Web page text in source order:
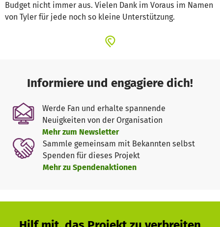
Budget nicht immer aus. Vielen Dank im Voraus im Namen
von Tyler für jede noch so kleine Unterstützung.
Informiere und engagiere dich!
Werde Fan und erhalte spannende
Neuigkeiten von der Organisation
Mehr zum Newsletter
Sammle gemeinsam mit Bekannten selbst
Spenden für dieses Projekt
Mehr zu Spendenaktionen